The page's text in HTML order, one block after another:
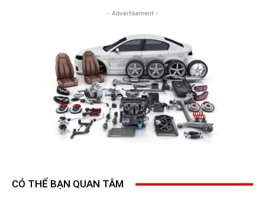
- Advertisement -
CÓ THỂ BẠN QUAN TÂM